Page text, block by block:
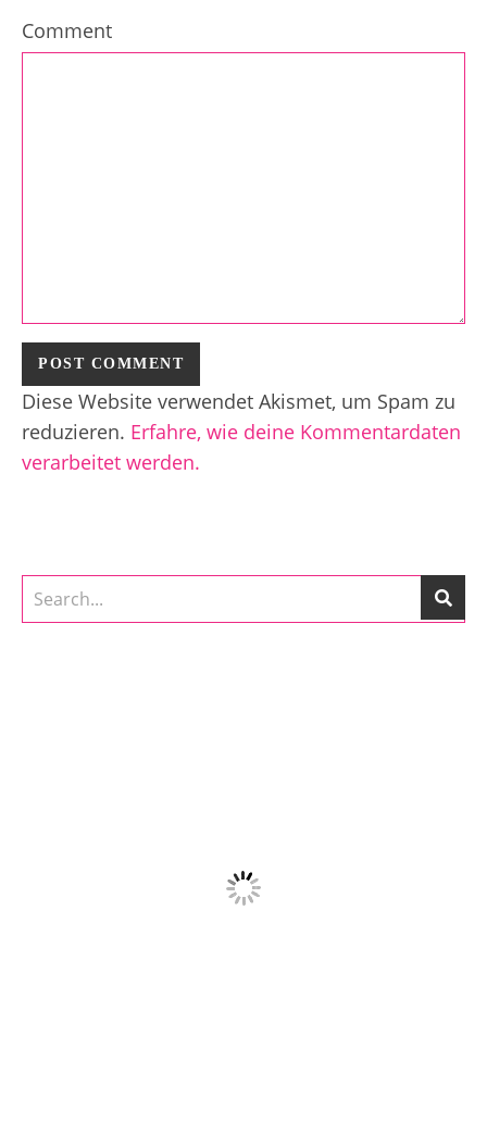
Comment
Diese Website verwendet Akismet, um Spam zu
reduzieren. Erfahre, wie deine Kommentardaten
verarbeitet werden.